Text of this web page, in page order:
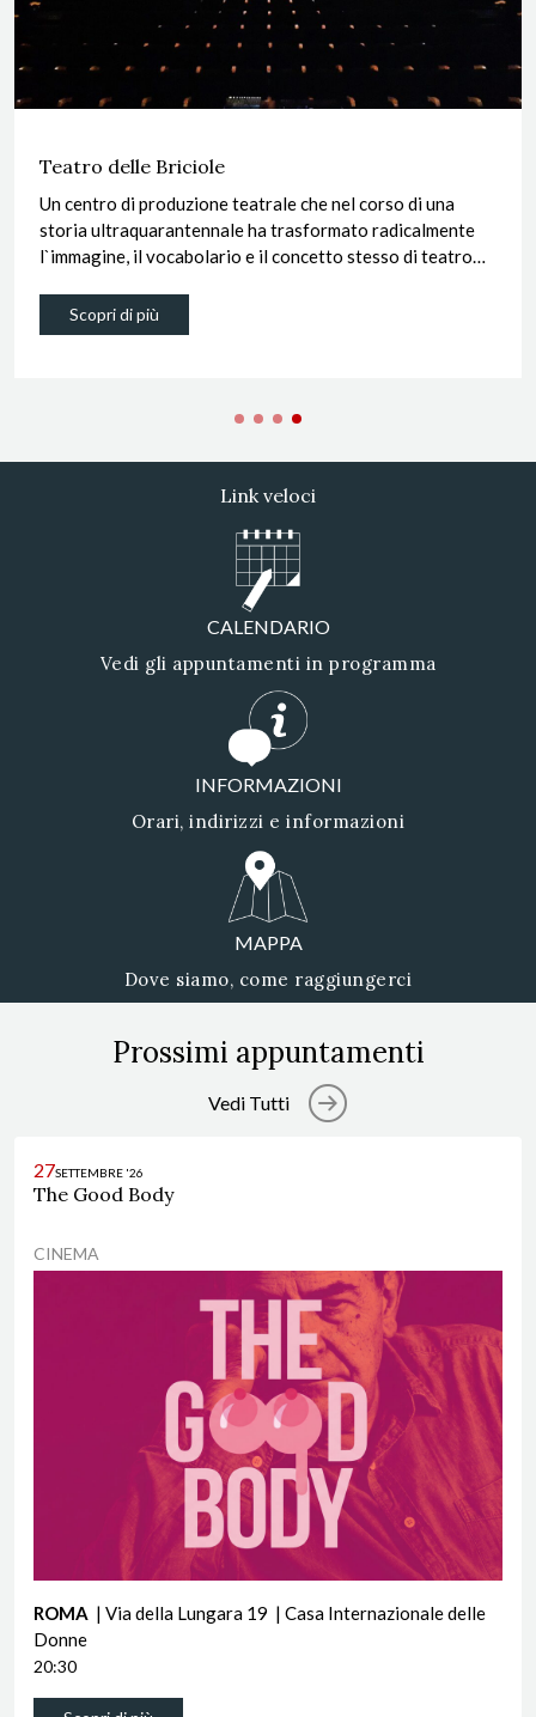
Teatro delle Briciole
Un centro di produzione teatrale che nel corso di una
storia ultraquarantennale ha trasformato radicalmente
l`immagine, il vocabolario e il concetto stesso di teatro
Scopri di più
Link veloci
CALENDARIO
Vedi gli appuntamenti in programma
INFORMAZIONI
Orari, indirizzi e informazioni
MAPPA
Dove siamo, come raggiungerci
Prossimi appuntamenti
Vedi Tutti
27SETTEMBRE '26
The Good Body
CINEMA
ROMA | Via della Lungara 19 | Casa Internazionale delle
Donne
20:30